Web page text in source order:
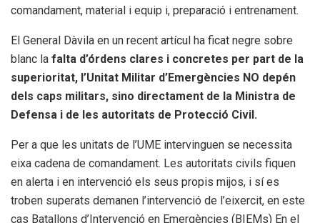
comandament, material i equip i, preparació i entrenament.
El General Dàvila en un recent artícul ha ficat negre sobre
blanc la falta d’órdens clares i concretes per part de la
superioritat, l’Unitat Militar d’Emergències NO depén
dels caps militars, sino directament de la Ministra de
Defensa i de les autoritats de Protecció Civil.
Per a que les unitats de l’UME intervinguen se necessita
eixa cadena de comandament. Les autoritats civils fiquen
en alerta i en intervenció els seus propis mijos, i sí es
troben superats demanen l’intervenció de l’eixercit, en este
cas Batallons d’Intervenció en Emergències (BIEMs) En el